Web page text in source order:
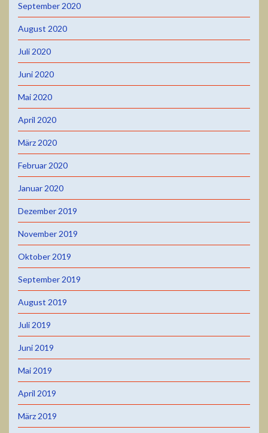
September 2020
August 2020
Juli 2020
Juni 2020
Mai 2020
April 2020
März 2020
Februar 2020
Januar 2020
Dezember 2019
November 2019
Oktober 2019
September 2019
August 2019
Juli 2019
Juni 2019
Mai 2019
April 2019
März 2019